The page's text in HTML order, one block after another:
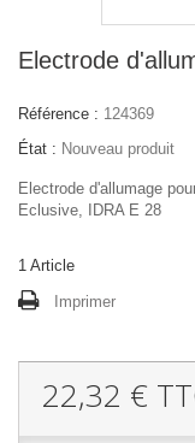
Electrode
Référence : 124369
État : Nouveau produit
Electrode d'allumage
Eclusive, IDRA E 28
1 Article
Imprimer
22,32 €